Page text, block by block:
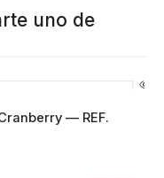
uno de
— REF.